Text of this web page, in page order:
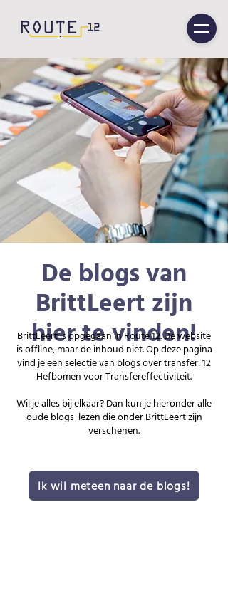
De blogs van
BrittLeert zijn
hier te vinden!
BrittLeert is opgegaan in Route 12. De website
is offline, maar de inhoud niet.Op deze pagina
vind je een selectie van blogs over transfer: 12
Hefbomen voor Transfereffectiviteit.
Wil je alles bij elkaar? Dan kun je hieronder alle
oude blogs lezen die onder BrittLeert zijn
verschenen.
Ik wil meteen naar de blogs!